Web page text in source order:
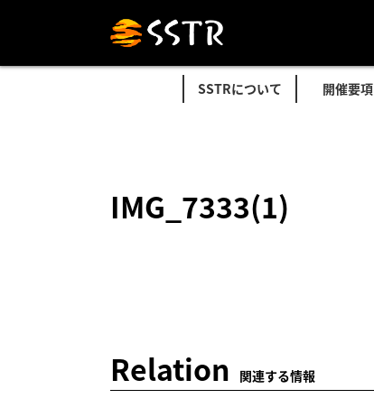
SSTRについて 開催要項
IMG_7333(1)
Relation 関連する情報